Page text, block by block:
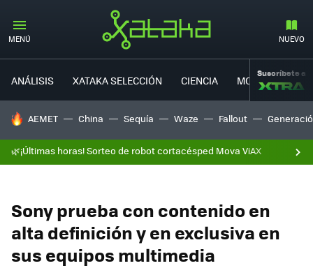
MENÚ NUEVO
ANÁLISIS XATAKA SELECCIÓN CIENCIA MOVILIDAD
Suscríbete a
HOY SE HABLA DE
AEMET China Sequía Waze Fallout
🌿¡Últimas horas! Sorteo de robot cortacésped Mova ViAX
Sony prueba con contenido en
alta definición y en exclusiva en
sus equipos multimedia